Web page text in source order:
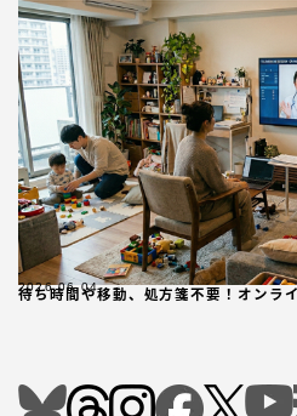
待ち時間や移動、処方箋不要！オンラ
2026.06.04